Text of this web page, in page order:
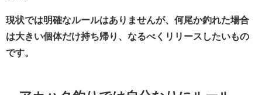
現状では明確なルールはありませんが、何尾か釣れた場合
は大きい個体だけ持ち帰り、なるべくリリースしたいもの
です。